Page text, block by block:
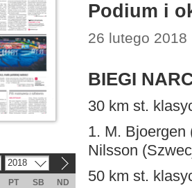
Podium i
26 lutego 2018
BIEGI
30 km st.
1. M. Bjoergen
Nilsson
50 km st.
2018
PT SB
ND